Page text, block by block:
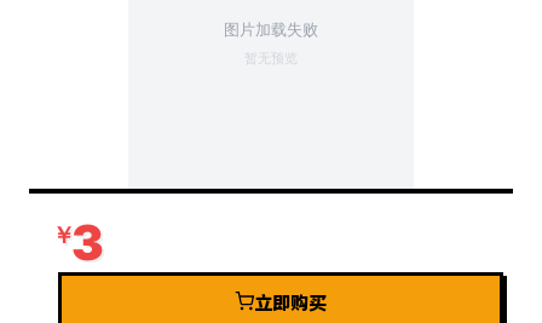
3
立即购买